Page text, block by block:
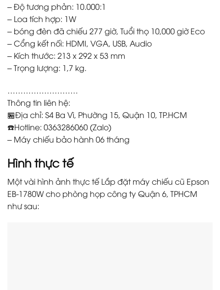
– Độ tương phản: 10.000:1
– Loa tích hợp: 1W
– bóng đèn đã chiếu 277 giờ, Tuổi thọ 10,000 giờ Eco
– Cổng kết nối: HDMI, VGA, USB, Audio
– Kích thước: 213 x 292 x 53 mm
– Trọng lượng: 1,7 kg.
………………………
Thông tin liên hệ:
🏪Địa chỉ: S4 Ba Vì, Phường 15, Quận 10, TP.HCM
☎️Hotline: 0363286060 (Zalo)
– Máy chiếu bảo hành 06 tháng
Hình thực tế
Một vài hình ảnh thực tế Lắp đặt máy chiếu cũ Epson
EB-1780W cho phòng họp công ty Quận 6, TPHCM
như sau: